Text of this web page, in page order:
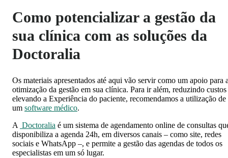
Como potencializar a gestão da
sua clínica com as soluções da
Doctoralia
Os materiais apresentados até aqui vão servir como um apoio para
otimização da gestão em sua clínica. Para ir além, reduzindo custos
elevando a Experiência do paciente, recomendamos a utilização de
um software médico.
A Doctoralia é um sistema de agendamento online de consultas
disponibiliza a agenda 24h, em diversos canais – como site, redes
sociais e WhatsApp –, e permite a gestão das agendas de todos os
especialistas em um só lugar.